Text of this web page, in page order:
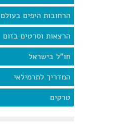
הרחובות היפים בעולם
הרצאות וסרטים בזום
חו"ל בישראל
המדריך לתרמילאי
טרקים